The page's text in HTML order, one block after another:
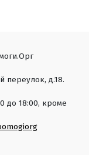
переулок, д.18.
до 18:00, кроме